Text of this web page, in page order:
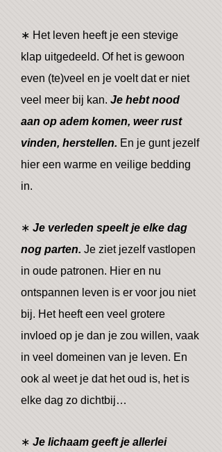
∗ Het leven heeft je een stevige
klap uitgedeeld. Of het is gewoon
even (te)veel en je voelt dat er niet
veel meer bij kan. Je hebt nood
aan op adem komen, weer rust
vinden, herstellen. En je gunt jezelf
hier een warme en veilige bedding
in.
∗ Je verleden speelt je elke dag
nog parten. Je ziet jezelf vastlopen
in oude patronen. Hier en nu
ontspannen leven is er voor jou niet
bij. Het heeft een veel grotere
invloed op je dan je zou willen, vaak
in veel domeinen van je leven. En
ook al weet je dat het oud is, het is
elke dag zo dichtbij…
∗ Je lichaam geeft je allerlei